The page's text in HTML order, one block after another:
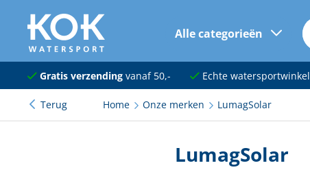
naar hoofdinhoud
Alle categorieën
Navigatie
Dekuitrusting
Gratis verzendingvanaf 50,- Echte watersportwinkel
Terug Home Onze merken LumagSolar
LumagSolar